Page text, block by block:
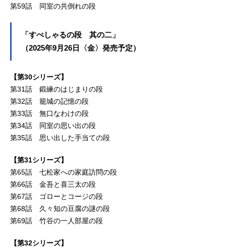
第59話 同室の共倒れの段
「すぺしゃるの段 其の二」
（2025年9月26日〈金〉発売予定）
【第30シリーズ】
第31話 鍛練のはじまりの段
第32話 籠城の記憶の段
第33話 無口なわけの段
第34話 同室の思い出の段
第35話 思い出した手当ての段
【第31シリーズ】
第65話 七松家への家庭訪問の段
第66話 金吾と喜三太の段
第67話 ゴローとコージの段
第68話 久々知の豆腐の謎の段
第69話 竹谷の一人部屋の段
【第32シリーズ】